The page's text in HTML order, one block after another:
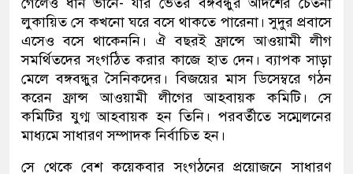
লুকায়িত সে কখনো ঘরে বসে থাকতে পারেনা। সুদুর প্রবাসে
এসেও বসে থাকেননি। ঐ বছরই ফ্রান্সে আওয়ামী লীগ
সমর্থিতদের সংগঠিত করার কাজে হাত দেন। ব্যাপক সাড়া
মেলে বঙ্গবন্ধুর সৈনিকদের। বিজয়ের মাস ডিসেম্বরে গঠন
করেন ফ্রান্স আওয়ামী লীগের আহবায়ক কমিটি। সে
কমিটির যুগ্ম আহবায়ক হন তিনি। পরবর্তীতে সম্মেলনের
মাধ্যমে সাধারণ সম্পাদক নির্বাচিত হন।
সে থেকে বেশ কয়েকবার সংগঠনের প্রয়োজনে সাধারণ